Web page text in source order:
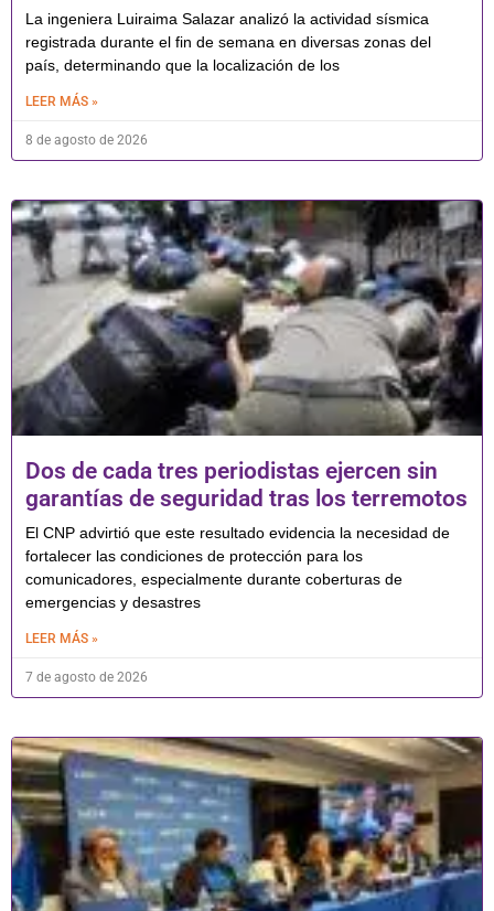
La ingeniera Luiraima Salazar analizó la actividad sísmica
registrada durante el fin de semana en diversas zonas del
país, determinando que la localización de los
LEER MÁS »
8 de agosto de 2026
Dos de cada tres periodistas ejercen sin
garantías de seguridad tras los terremotos
El CNP advirtió que este resultado evidencia la necesidad de
fortalecer las condiciones de protección para los
comunicadores, especialmente durante coberturas de
emergencias y desastres
LEER MÁS »
7 de agosto de 2026